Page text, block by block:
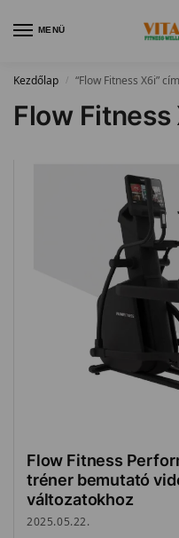
MENÜ
Kezdőlap / “Flow Fitness X6i”
Flow Fitness
Flow Fitness
tréner bemutató
változatokhoz
2025.05.22.